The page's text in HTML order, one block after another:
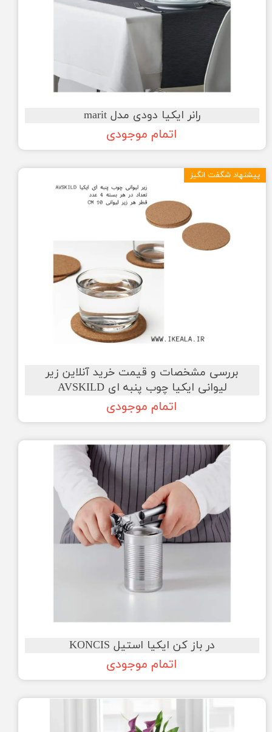
رانر ایکیا دودی مدل marit
اتمام موجودی
بررسی مشخصات و قیمت خرید آنلاین زیر
لیوانی ایکیا چوب پنبه ای AVSKILD
اتمام موجودی
پیشنهاد شگفت انگیز
در باز کن ایکیا استیل KONCIS
اتمام موجودی